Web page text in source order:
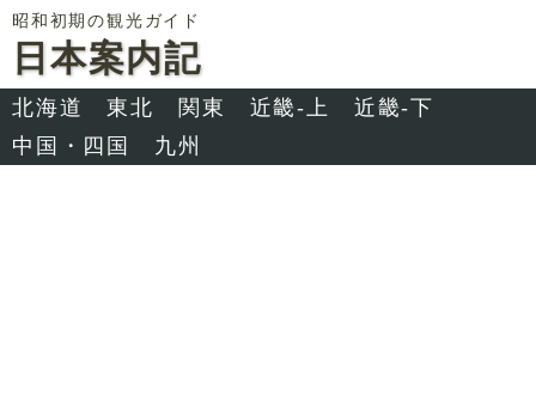
昭和初期の観光ガイド
日本案内記
北海道 東北 関東 近畿-上
近畿-下
中国・四国
九州